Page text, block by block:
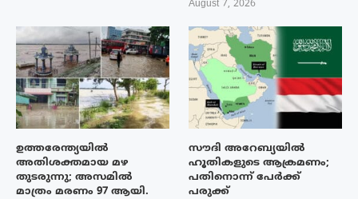
August 7, 2026
ഉത്തരേന്ത്യയിൽ
അതിശക്തമായ മഴ
തുടരുന്നു; അസമിൽ
മാത്രം മരണം 97 ആയി.
സൗദി അറേബ്യയിൽ
ഹൂതികളുടെ ആക്രമണം;
പതിനൊന്ന് പേർക്ക്
പരുക്ക്